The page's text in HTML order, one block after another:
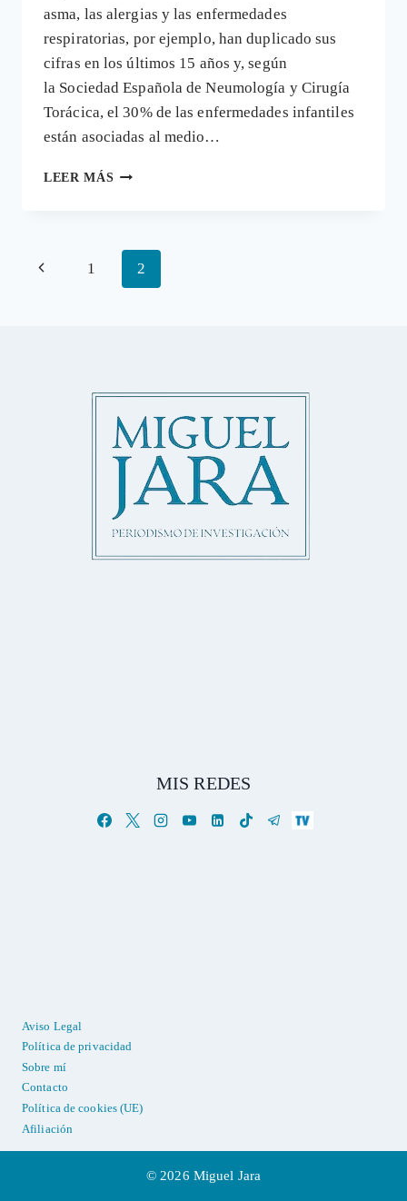
asma, las alergias y las enfermedades
respiratorias, por ejemplo, han duplicado sus
cifras en los últimos 15 años y, según
la Sociedad Española de Neumología y Cirugía
Torácica, el 30% de las enfermedades infantiles
están asociadas al medio…
LEER MÁS LA
SUS
REMEDIOS
Navegación
Página
1 2
MIS REDES
Aviso Legal
Política de privacidad
Sobre mí
Contacto
Política de cookies (UE)
Afiliación
© 2026 Miguel Jara